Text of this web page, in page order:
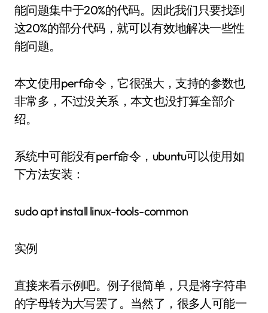
能问题集中于20%的代码。因此我们只要找到
这20%的部分代码，就可以有效地解决一些性
能问题。
本文使用perf命令，它很强大，支持的参数也
非常多，不过没关系，本文也没打算全部介
绍。
系统中可能没有perf命令，ubuntu可以使用如
下方法安装：
sudo apt install linux-tools-common
实例
直接来看示例吧。例子很简单，只是将字符串
的字母转为大写罢了。当然了，很多人可能一